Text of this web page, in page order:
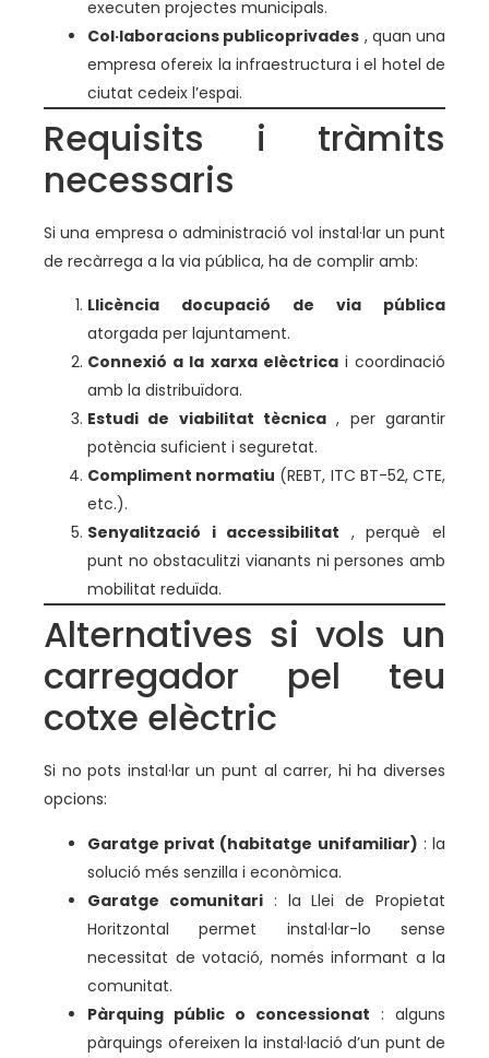
executen projectes municipals.
Col·laboracions publicoprivades , quan una
empresa ofereix la infraestructura i el hotel de
ciutat cedeix l’espai.
Requisits i tràmits
necessaris
Si una empresa o administració vol instal·lar un punt
de recàrrega a la via pública, ha de complir amb:
Llicència docupació de via pública
atorgada per lajuntament.
Connexió a la xarxa elèctricai coordinació
amb la distribuïdora.
Estudi de viabilitat tècnica , per garantir
potència suficient i seguretat.
Compliment normatiu (REBT, ITC BT-52, CTE,
etc.).
Senyalització i accessibilitat , perquè el
punt no obstaculitzi vianants ni persones amb
mobilitat reduïda.
Alternatives si vols un
carregador pel teu
cotxe elèctric
Si no pots instal·lar un punt al carrer, hi ha diverses
opcions:
Garatge privat (habitatge unifamiliar) : la
solució més senzilla i econòmica.
Garatge comunitari: la Llei de Propietat
Horitzontal permet instal·lar-lo sense
necessitat de votació, només informant a la
comunitat.
Pàrquing públic o concessionat : alguns
pàrquings ofereixen la instal·lació d’un punt de